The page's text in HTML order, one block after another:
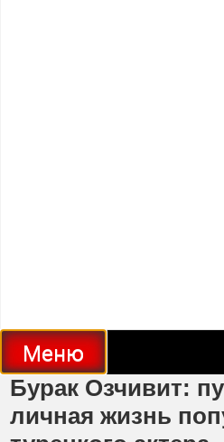
Меню
Бурак Озчивит:
личная жизнь